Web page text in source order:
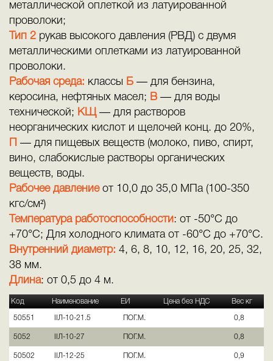
металлической оплеткой из латуированной
проволоки;
Тип 2 рукав высокого давления (РВД) с двумя
металлическими оплетками из латуированной
проволоки.
Рабочая среда: классы Б — для бензина,
керосина, нефтяных масел; В — для воды
технической; КЩ— для растворов
неорганических кислот и щелочей конц. до 20%,
— для пищевых веществ (молоко, пиво, спирт,
вино, слабокислые растворы органических
веществ, воды.
Рабочее давлениеот 10,0 до 35,0 МПа (100-350
кгс/см²)
Температура работоспособности: от -50°С до
+70°С; Для холодного климата от -60°C до +70°С.
Внутренний диаметр: 4, 6, 8, 10, 12, 16, 20, 25, 32,
38 мм.
Длина: от 0,5 до 4 м.
Код Наименование ЕИ Цена без НДС Вес кг
50551 IIЛ-10-21.5 ПОГ.М. 0,8
5052 IIЛ-10-27 ПОГ.М. 0,8
50502 IIЛ-12-25 ПОГ.М. 0,9